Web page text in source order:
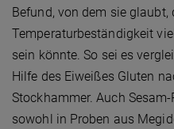
Befund, von dem sie glaubt,
Temperaturbeständigkeit
sein könnte. So sei es
Hilfe des Eiweißes Gluten
Stockhammer. Auch
sowohl in Proben aus